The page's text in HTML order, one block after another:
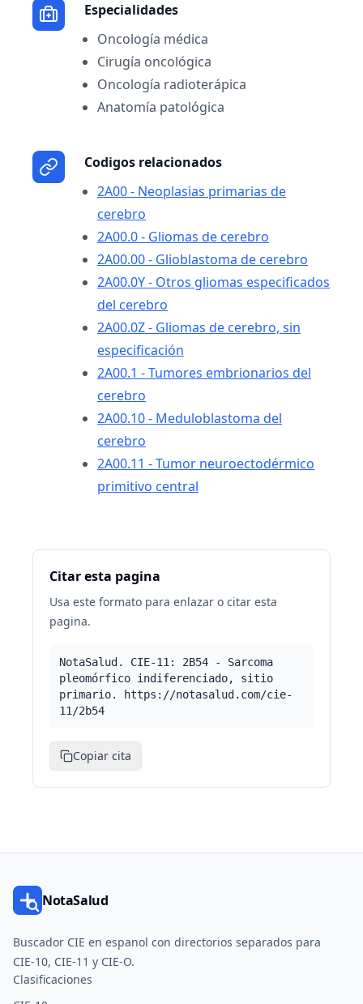
Especialidades
Oncología médica
Cirugía oncológica
Oncología radioterápica
Anatomía patológica
Codigos relacionados
2A00 - Neoplasias primarias de
cerebro
2A00.0 - Gliomas de cerebro
2A00.00 - Glioblastoma de cerebro
2A00.0Y - Otros gliomas especificados
del cerebro
2A00.0Z - Gliomas de cerebro, sin
especificación
2A00.1 - Tumores embrionarios del
cerebro
2A00.10 - Meduloblastoma del
cerebro
2A00.11 - Tumor neuroectodérmico
primitivo central
Citar esta pagina
Usa este formato para enlazar o citar esta
pagina.
NotaSalud. CIE-11: 2B54 - Sarcoma
pleomórfico indiferenciado, sitio
primario. https://notasalud.com/cie-
11/2b54
Copiar cita
NotaSalud
Buscador CIE en espanol con directorios separados para
CIE-10, CIE-11 y CIE-O.
Clasificaciones